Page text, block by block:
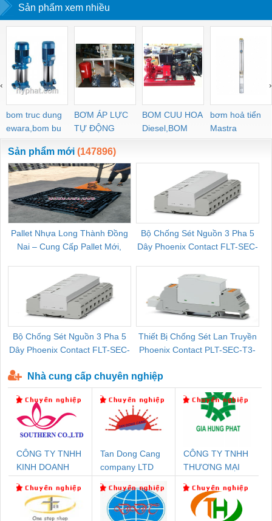
Sản phẩm xem nhiều
bom truc dung
ewara,bom bu
ewara
BƠM ÁP LỰC
TỰ ĐỘNG
BOM CUU HOA
Diesel,BOM
CHUA CHAY
bơm hoả tiển
Mastra
‹ ›
Sản phẩm mới (147896)
Pallet Nhựa Long Thành Đồng
Nai – Cung Cấp Pallet Mới,
Bộ Chống Sét Nguồn 3 Pha 5
Dây Phoenix Contact FLT-SEC-
Bộ Chống Sét Nguồn 3 Pha 5
Dây Phoenix Contact FLT-SEC-
Thiết Bị Chống Sét Lan Truyền
Phoenix Contact PLT-SEC-T3-
Nhà cung cấp chuyên nghiệp
CÔNG TY TNHH
KINH DOANH
PHƯƠNG NAM
Tan Dong Cang
company LTD
CÔNG TY TNHH
THƯƠNG MẠI
THUẬT ĐIỆN CƠ
GIA HƯNG